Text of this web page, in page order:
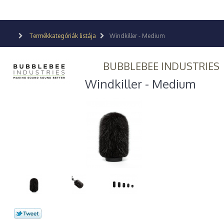
Termékkategóriák listája Windkiller - Medium
BUBBLEBEE INDUSTRIES
Windkiller - Medium